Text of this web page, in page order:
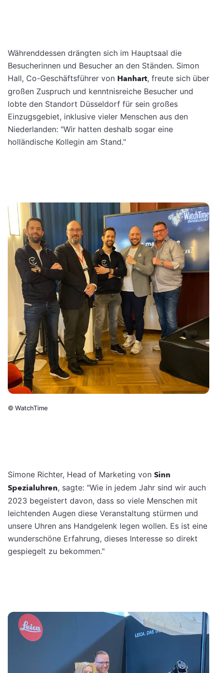
Währenddessen drängten sich im Hauptsaal die
Besucherinnen und Besucher an den Ständen. Simon
Hall, Co-Geschäftsführer von Hanhart, freute sich über
großen Zuspruch und kenntnisreiche Besucher und
lobte den Standort Düsseldorf für sein großes
Einzugsgebiet, inklusive vieler Menschen aus den
Niederlanden: "Wir hatten deshalb sogar eine
holländische Kollegin am Stand."
© WatchTime
Simone Richter, Head of Marketing von Sinn
Spezialuhren, sagte: "Wie in jedem Jahr sind wir auch
2023 begeistert davon, dass so viele Menschen mit
leichtenden Augen diese Veranstaltung stürmen und
unsere Uhren ans Handgelenk legen wollen. Es ist eine
wunderschöne Erfahrung, dieses Interesse so direkt
gespiegelt zu bekommen."